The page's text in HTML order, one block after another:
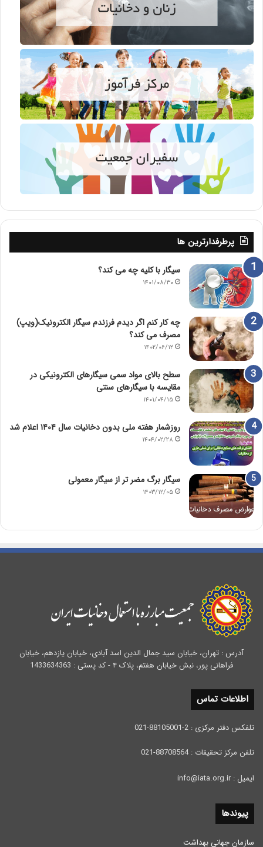
پرطرفدارترین ها
سیگار با کلیه چه می کند؟
۱۴۰۱/۰۸/۳۰
چه کار کنم اگر دیدم فرزندم سیگار الکترونیک(ویپ)
مصرف می کند؟
۱۴۰۲/۰۶/۱۲
سطح بالای مواد سمی سیگارهای الکترونیکی در
مقایسه با سیگارهای سنتی
۱۴۰۱/۰۴/۱۵
روزشمار هفته ملی بدون دخانیات سال ۱۴۰۴ اعلام شد
۱۴۰۴/۰۲/۲۸
سیگار برگ مضر تر از سیگار معمولی
۱۴۰۳/۱۲/۰۵
آدرس : تهران، خیابان سید جمال الدین اسد آبادی، خیابان یازدهم، خیابان
فراهانی پور، نبش خیابان هفتم، پلاک ۴ - کد پستی : 1433634363
اطلاعات تماس
تلفکس دفتر مرکزی : 2-88105001-021
تلفن مرکز تحقیقات : 88708564-021
ایمیل : info@iata.org.ir
پیوندها
سازمان جهانی بهداشت